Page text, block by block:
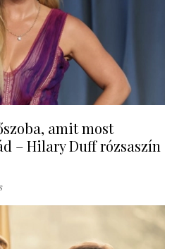
amit most
– Hilary Duff rózsaszín